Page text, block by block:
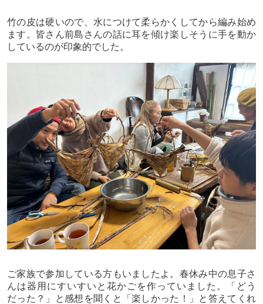
竹の皮は硬いので、水につけて柔らかくしてから編み始め
ます。皆さん前島さんの話に耳を傾け楽しそうに手を動か
しているのが印象的でした。
ご家族で参加している方もいましたよ。春休み中の息子さ
んは器用にすいすいと花かごを作っていました。「どう
だった？」と感想を聞くと「楽しかった！」と答えてくれ